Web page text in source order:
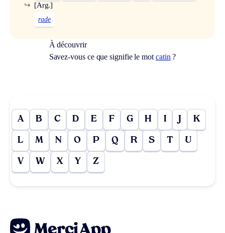
[Arg.]
↪
rade
À découvrir
Savez-vous ce que signifie le mot catin ?
A B C D E F G H I J K
L M N O P Q R S T U
V W X Y Z